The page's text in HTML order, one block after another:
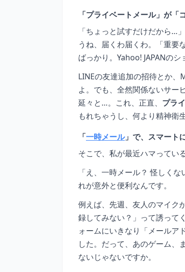
「プライベートメール」が
「ちょっと試すだけだから…
うね、届くわ届くわ。「重要
ばっかり。Yahoo! JAPANの
LINEの友達追加の招待とか
よ。でも、全然関係ないサー
延々と…。これ、正直、 プラ
もれちゃうし、何より精神衛
「一時メール」で、スマート
そこで、私が最近ハマってい
「え、一時メール？ 怪しく
れが意外と便利なんです。
例えば、先週、友人のマイク
録してみない？」って誘って
ォームにいきなり「メールア
した。だって、あのゲーム、
ないじゃないですか。